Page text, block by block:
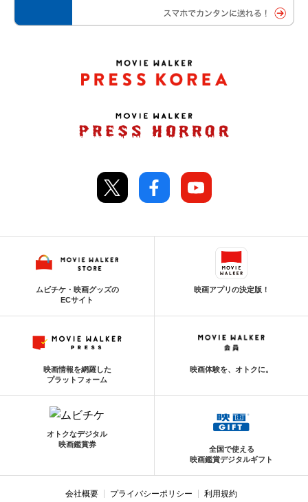
ムビチケ・映画グッズの
ECサイト
映画アプリの決定版！
映画情報を網羅した
プラットフォーム
映画体験を、オトクに。
オトクなデジタル
映画鑑賞券
全国で使える
映画鑑賞デジタルギフト
会社概要 プライバシーポリシー 利用規約